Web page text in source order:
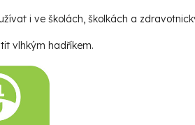
i ve školách, školkách a
vlhkým hadříkem.